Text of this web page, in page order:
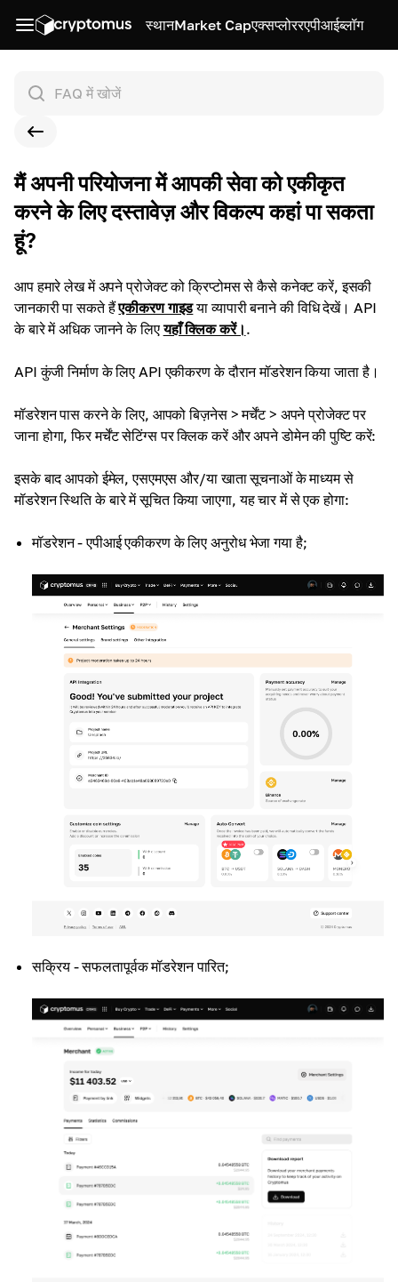
स्थानMarket Capएक्सप्लोररएपीआईब्लॉग
मैं अपनी परियोजना में आपकी सेवा को एकीकृत
करने के लिए दस्तावेज़ और विकल्प कहां पा सकता
हूं?
आप हमारे लेख में अपने प्रोजेक्ट को क्रिप्टोमस से कैसे कनेक्ट करें, इसकी
जानकारी पा सकते हैंएकीकरण गाइडया व्यापारी बनाने की विधि देखें। API
के बारे में अधिक जानने के लिएयहाँ क्लिक करें। .
API कुंजी निर्माण के लिए API एकीकरण के दौरान मॉडरेशन किया जाता है।
मॉडरेशन पास करने के लिए, आपको बिज़नेस > मर्चेंट > अपने प्रोजेक्ट पर
जाना होगा, फिर मर्चेंट सेटिंग्स पर क्लिक करें और अपने डोमेन की पुष्टि करें:
इसके बाद आपको ईमेल, एसएमएस और/या खाता सूचनाओं के माध्यम से
मॉडरेशन स्थिति के बारे में सूचित किया जाएगा, यह चार में से एक होगा:
मॉडरेशन - एपीआई एकीकरण के लिए अनुरोध भेजा गया है;
सक्रिय - सफलतापूर्वक मॉडरेशन पारित;